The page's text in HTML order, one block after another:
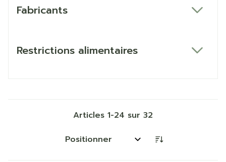
Fabricants
Restrictions alimentaires
Articles 1-24 sur 32
Trier par: